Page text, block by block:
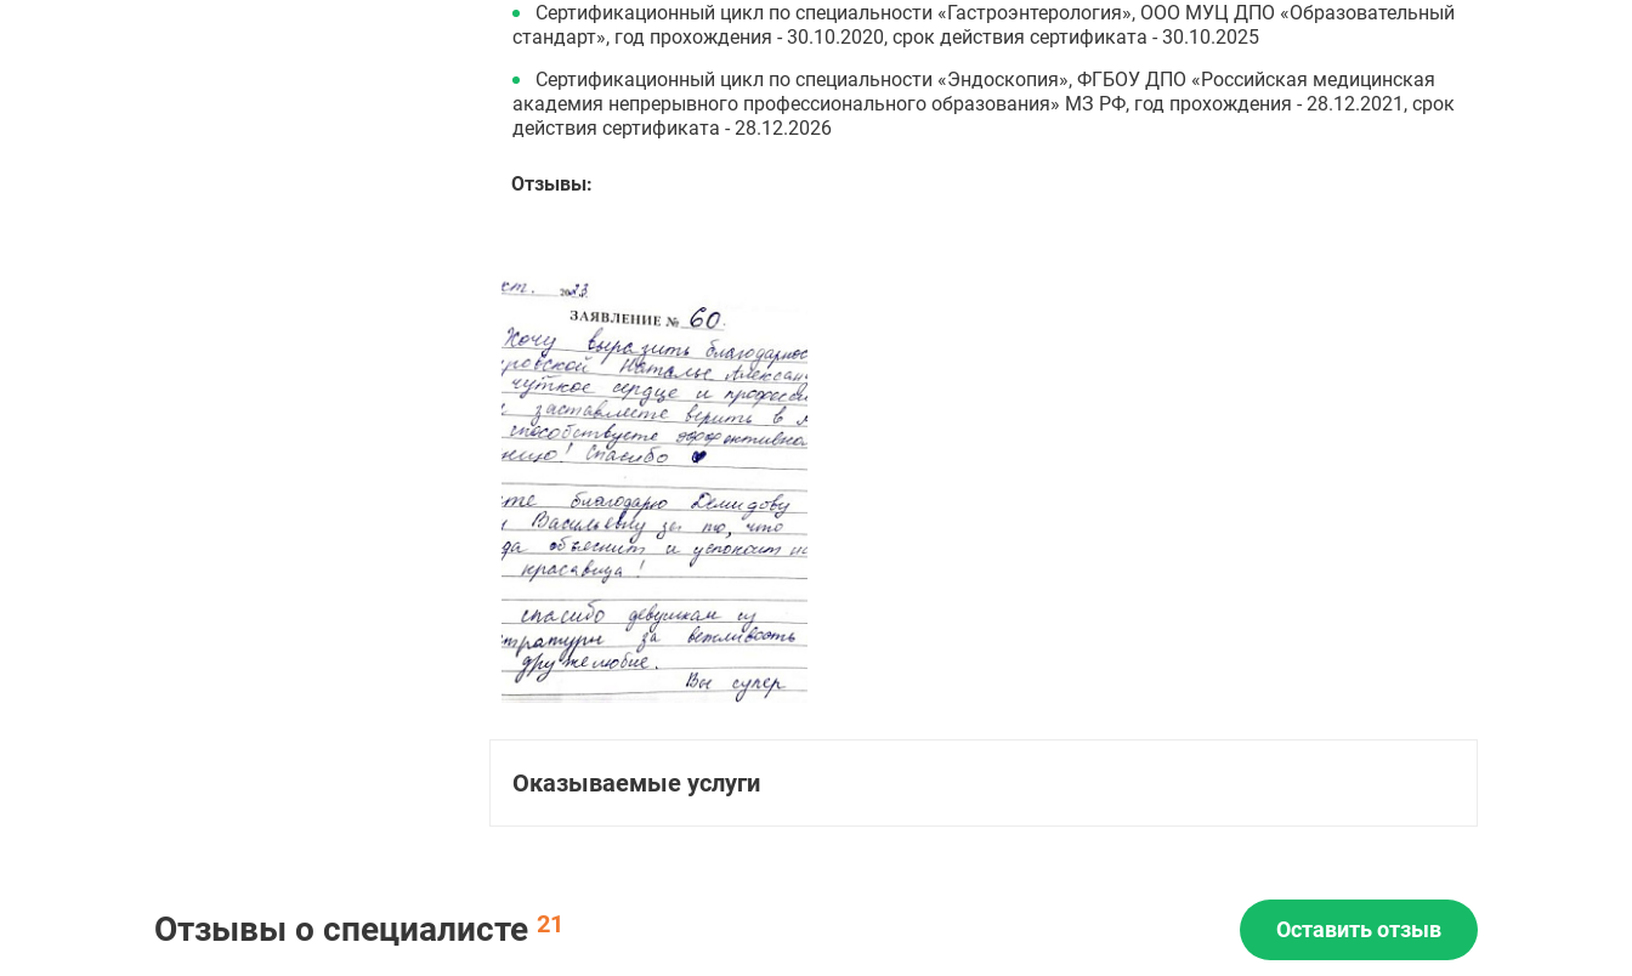
Сертификационный цикл по специальности «Гастроэнтерология», ООО МУЦ ДПО «Образовательный
стандарт», год прохождения - 30.10.2020, срок действия сертификата - 30.10.2025
Сертификационный цикл по специальности «Эндоскопия», ФГБОУ ДПО «Российская медицинская
академия непрерывного профессионального образования» МЗ РФ, год прохождения - 28.12.2021, срок
действия сертификата - 28.12.2026
Отзывы:
Оказываемые услуги
Отзывы о специалисте 21 Оставить отзыв